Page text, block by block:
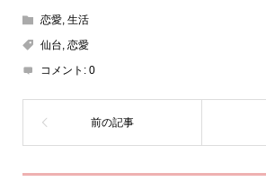
恋愛, 生活
仙台, 恋愛
コメント: 0